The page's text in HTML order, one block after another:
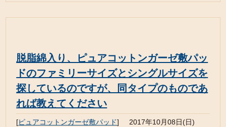
脱脂綿入り、ピュアコットンガーゼ敷パッ
ドのファミリーサイズとシングルサイズを
探しているのですが、同タイプのものであ
れば教えてください
[ピュアコットンガーゼ敷パッド] 2017年10月08日(日)